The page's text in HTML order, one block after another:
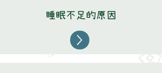
睡眠不足 的原因